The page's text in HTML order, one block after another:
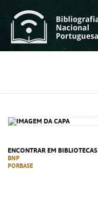
ENCONTRAR EM BIBLIOTECAS
BNP
PORBASE